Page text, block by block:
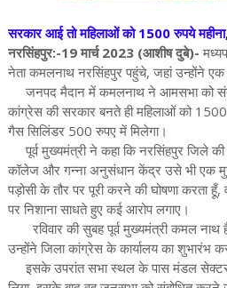
सरकार आई तो महिलाओं को 1500 रुपये
नरसिंहपुर:-19 मार्च 2023 (आशीष दुबे)-
नेता कमलनाथ नरसिंहपुर पहुंचे, जहां उन्होंने
जनपद मैदान में कमलनाथ ने आमसभा को
कांग्रेस की सरकार बनते ही महिलाओं को 1500
गैस सिलिंडर 500 रुपए में मिलेगा।
पूर्व मुख्यमंत्री ने कहा कि नरसिंहपुर जिले
कॉलेज और गन्ना अनुसंधान केंद्र उसे भी एक
पड़ोसी के तौर पर पूरी करने की घोषणा करता हूँ,
पर निशाना साधते हुए कई आरोप लगाए।
रविवार की सुबह पूर्व मुख्यमंत्री कमल नाथ
उन्होंने जिला कांग्रेस के कार्यालय का शुभारंभ
इसके उपरांत सभा स्थल के पास मंडल सेक्टर